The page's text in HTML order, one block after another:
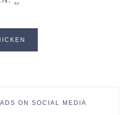
ON SOCIAL MEDIA